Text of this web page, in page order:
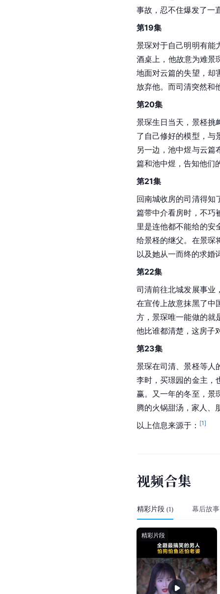
事故，忍不住爆发了一
第19集
景琛对于自己明明有能
酒桌上，他故意为难景
地面对云篇的失望，却
放弃他。而司清突然和
第20集
景琛生日当天，景柽挑
了自己修好的模型，与
另一边，池中煜与云篇
篇和池中煜，告知他们
第21集
回南城收房的司清得知
篇带中介看房时，不巧
里是连他都不能给的安
给景柽的继父。在景琛
以及她从一而终的求婚
第22集
司清前往北城发展事业
在宣传上故意抹黑了中
方，景琛唯一能做的就
他比谁都清楚，这房子
第23集
景琛在司清、景柽等人
李时，买璟园的金主，
赢。又一年的冬至，景
腾的火锅甜汤，家人、
以上信息来源于： [1]
视频合集
精彩片段 (1) 幕后故事
精彩片段